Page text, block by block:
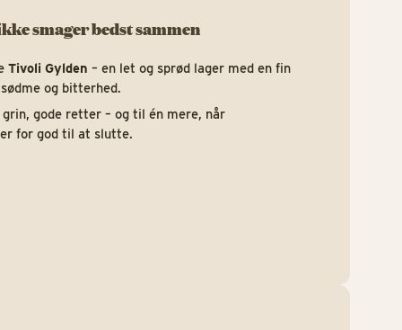
smager bedst sammen
Tivoli Gylden – en let og sprød lager med en fin
og bitterhed.
gode retter – og til én mere, når
for god til at slutte.